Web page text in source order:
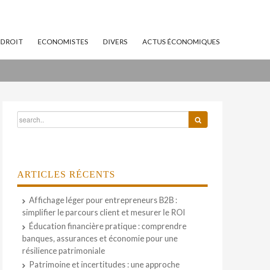
DROIT ECONOMISTES DIVERS ACTUS ÉCONOMIQUES
ARTICLES RÉCENTS
Affichage léger pour entrepreneurs B2B :
simplifier le parcours client et mesurer le ROI
Éducation financière pratique : comprendre
banques, assurances et économie pour une
résilience patrimoniale
Patrimoine et incertitudes : une approche